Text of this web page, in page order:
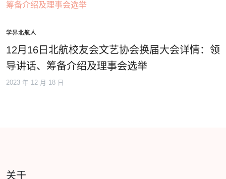
学界北航人
12月16日北航校友会文艺协会换届大会详情：领
导讲话、筹备介绍及理事会选举
2023 年 12 月 18 日
关于